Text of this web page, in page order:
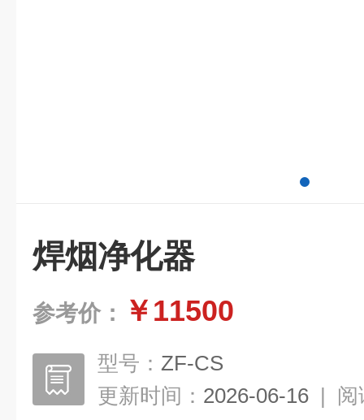
焊烟净化器
参考价： ￥11500
型号： ZF-CS
更新时间： 2026-06-16 | 阅